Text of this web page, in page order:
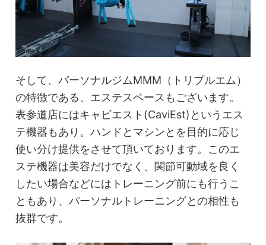
そして、パーソナルジムMMM（トリプルエム）
の特徴である、エステスペースもございます。
表参道店にはキャビエスト(CaviEst)というエス
テ機器もあり。ハンドとマシンとを目的に応じ
使い分け提供をさせて頂いております。このエ
ステ機器は美容だけでなく、関節可動域を良く
したい場合などにはトレーニング前にも行うこ
ともあり、パーソナルトレーニングとの相性も
抜群です。